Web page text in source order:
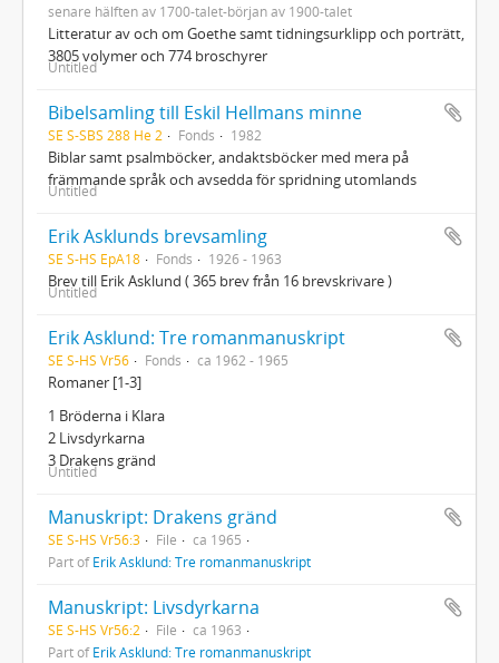
senare hälften av 1700-talet-början av 1900-talet
Litteratur av och om Goethe samt tidningsurklipp och porträtt,
3805 volymer och 774 broschyrer
Untitled
Bibelsamling till Eskil Hellmans minne
SE S-SBS 288 He 2 Fonds 1982
Biblar samt psalmböcker, andaktsböcker med mera på
främmande språk och avsedda för spridning utomlands
Untitled
Erik Asklunds brevsamling
SE S-HS EpA18 Fonds 1926 - 1963
Brev till Erik Asklund ( 365 brev från 16 brevskrivare )
Untitled
Erik Asklund: Tre romanmanuskript
SE S-HS Vr56 Fonds ca 1962 - 1965
Romaner [1-3]
1 Bröderna i Klara
2 Livsdyrkarna
3 Drakens gränd
Untitled
Manuskript: Drakens gränd
SE S-HS Vr56:3 File
ca 1965
Part ofErik Asklund: Tre romanmanuskript
Manuskript: Livsdyrkarna
SE S-HS Vr56:2 File
ca 1963
Part ofErik Asklund: Tre romanmanuskript